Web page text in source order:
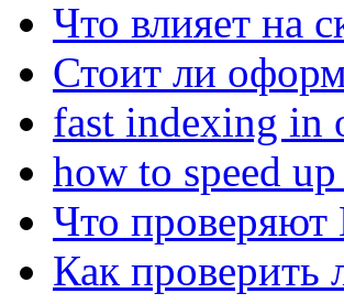
Что влияет на
Стоит ли
fast indexing in
how to speed
Что
Как проверить